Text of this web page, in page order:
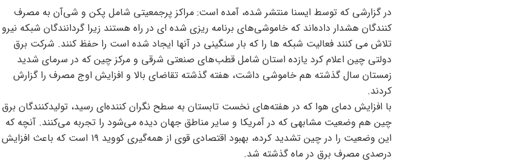
در گزارشی که توسط ایسنا منتشر شده، آمده است: مراکز پرجمعیتی شامل پکن و شی‌آن به مصرف
کنندگان هشدار داده‌اند که خاموشی‌های برنامه ریزی شده ای در راه هستند زیرا گردانندگان شبکه نیرو
تلاش می کنند فعالیت شبکه ها را که بار سنگینی در آنها ایجاد شده است را حفظ کنند. شرکت برق
دولتی چین اعلام کرد یازده استان شامل قطب‌های صنعتی شرقی و مرکز چین که در سرمای شدید
زمستان سال گذشته هم خاموشی داشت، هفته گذشته تقاضای بالا و افزایش اوج مصرف را گزارش
کردند.
با افزایش دمای هوا که در هفته‌های نخست تابستان به سطح نگران کننده‌ای رسید، تولیدکنندگان برق
چین هم وضعیت مشابهی که در آمریکا و سایر مناطق جهان دیده می‌شود را تجربه می‌کنند. آنچه که
درصدی مصرف برق در ماه گذشته شد.